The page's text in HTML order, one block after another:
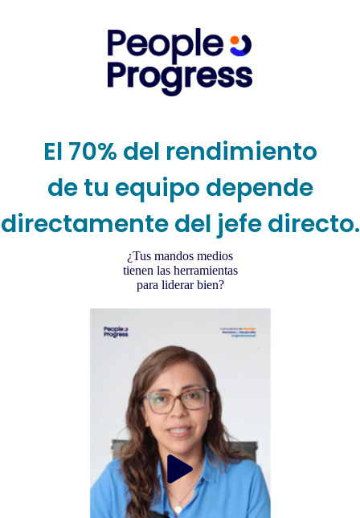
El 70% del rendimiento
de tu equipo depende
directamente del jefe directo.
¿Tus mandos medios
tienen las herramientas
para liderar bien?